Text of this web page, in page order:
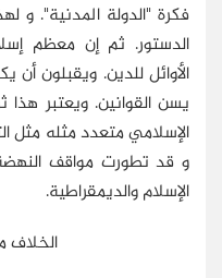
فكرة "الدولة المدنية". و
الدستور. ثم إن معظم
الأوائل للدين. ويقبلون
يسن القوانين. ويعتبر هذا
الإسلامي متعدد مثله مثل
و قد تطورت مواقف
الإسلام والديمقراطية.
الخلاف